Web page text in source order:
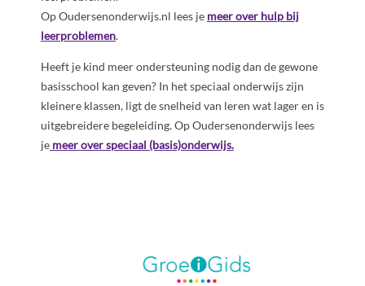
Op Oudersenonderwijs.nl lees je meer over hulp bij
leerproblemen.
Heeft je kind meer ondersteuning nodig dan de gewone
basisschool kan geven? In het speciaal onderwijs zijn
kleinere klassen, ligt de snelheid van leren wat lager en is
uitgebreidere begeleiding. Op Oudersenonderwijs lees
je meer over speciaal (basis)onderwijs.